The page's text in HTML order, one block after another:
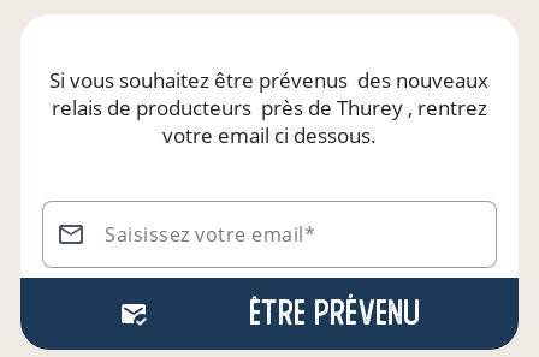
Si vous souhaitez être prévenus des nouveaux
relais de producteurs près de Thurey, rentrez
votre email ci dessous.
Saisissez votre email*
Être prévenu